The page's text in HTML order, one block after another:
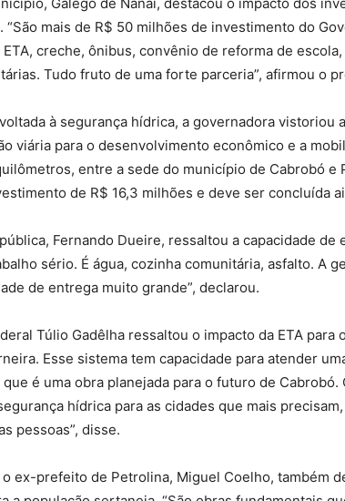
“São mais de R$ 50 milhões de investimento do
ETA, creche, ônibus, convênio de reforma de
Tudo fruto de uma forte parceria”, afirmou o
à segurança hídrica, a governadora vistoriou
viária para o desenvolvimento econômico e a
entre a sede do município de Cabrobó e
de R$ 16,3 milhões e deve ser concluída
Fernando Dueire, ressaltou a capacidade de
sério. É água, cozinha comunitária, asfalto. A
de entrega muito grande”, declarou.
Túlio Gadêlha ressaltou o impacto da ETA para
Esse sistema tem capacidade para atender
é uma obra planejada para o futuro de Cabrobó.
hídrica para as cidades que mais
pessoas”, disse.
ex-prefeito de Petrolina, Miguel Coelho, também